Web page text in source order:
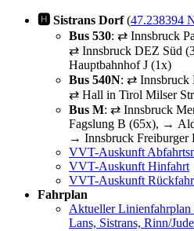
🅷 Sistrans Dorf(47.238394
Bus 530: ⇄ Innsbruck
⇄ Innsbruck DEZ Süd
Hauptbahnhof J (1x)
Bus 540N: ⇄ Innsbruck
⇄ Hall in Tirol Milser
Bus M: ⇄ Innsbruck
Fagslung B (65x), →
→ Innsbruck Freiburger
VVT-Auskunft
VVT-Auskunft Hinfahrt
VVT-Auskunft
Fahrplan
Aktueller Linienfahrplan
Lans, Sistrans, Rinn/